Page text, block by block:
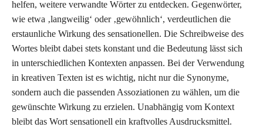
helfen, weitere verwandte Wörter zu entdecken. Gegenwörter,
wie etwa ‚langweilig‘ oder ‚gewöhnlich‘, verdeutlichen die
erstaunliche Wirkung des sensationellen. Die Schreibweise des
Wortes bleibt dabei stets konstant und die Bedeutung lässt sich
in unterschiedlichen Kontexten anpassen. Bei der Verwendung
in kreativen Texten ist es wichtig, nicht nur die Synonyme,
sondern auch die passenden Assoziationen zu wählen, um die
gewünschte Wirkung zu erzielen. Unabhängig vom Kontext
bleibt das Wort sensationell ein kraftvolles Ausdrucksmittel.